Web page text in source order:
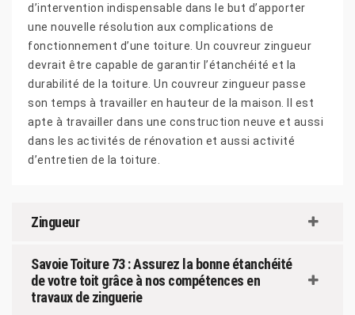
d’intervention indispensable dans le but d’apporter
une nouvelle résolution aux complications de
fonctionnement d’une toiture. Un couvreur zingueur
devrait être capable de garantir l’étanchéité et la
durabilité de la toiture. Un couvreur zingueur passe
son temps à travailler en hauteur de la maison. Il est
apte à travailler dans une construction neuve et aussi
dans les activités de rénovation et aussi activité
d’entretien de la toiture.
Zingueur
Savoie Toiture 73 : Assurez la bonne étanchéité
de votre toit grâce à nos compétences en
travaux de zinguerie